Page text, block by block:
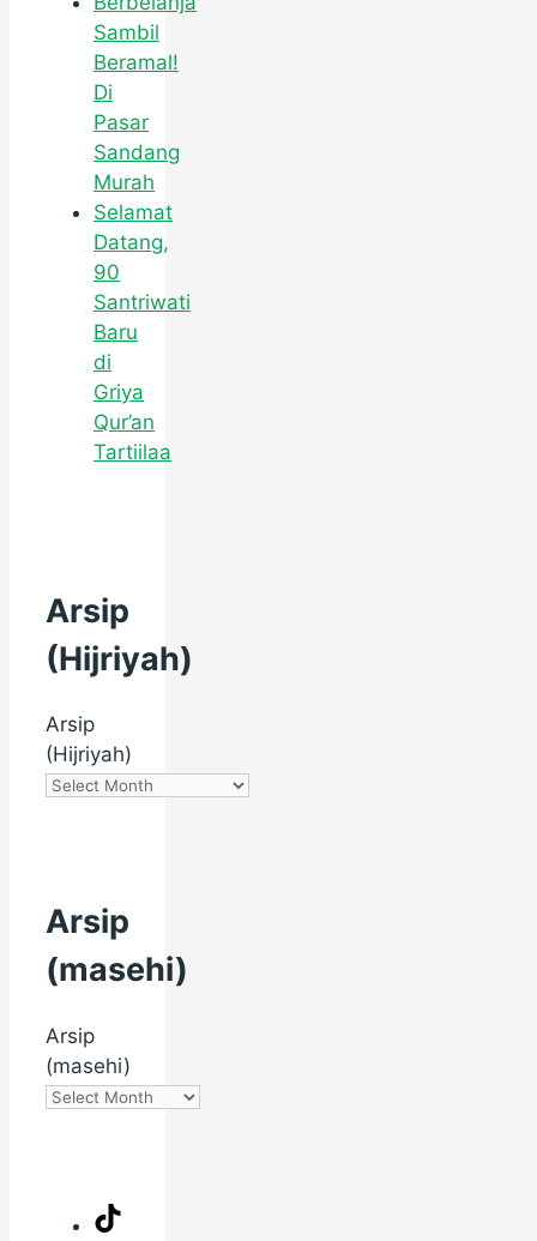
Sambil
Beramal!
Di
Pasar
Sandang
Murah
Selamat
Datang,
90
Santriwati
Baru
di
Griya
Qur’an
Tartiilaa
Arsip
(Hijriyah)
Arsip
(Hijriyah)
Arsip
(masehi)
Arsip
(masehi)